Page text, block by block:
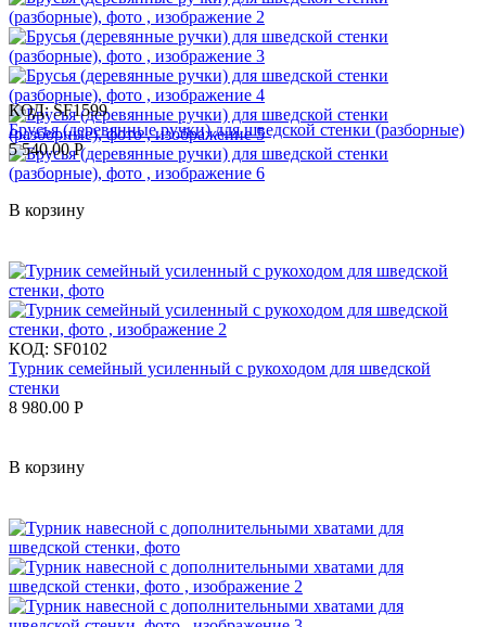
КОД: SF1599
Брусья (деревянные ручки) для шведской стенки (разборные)
5 540.00 Р
В корзину
КОД: SF0102
Турник семейный усиленный с рукоходом для шведской
стенки
8 980.00 Р
В корзину